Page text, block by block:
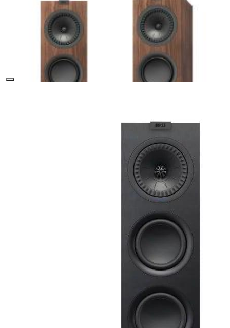
Каталог Hi-Fi и High-End\Акустические
системы Hi-Fi\ KEF Q550 SATIN BLACK пара